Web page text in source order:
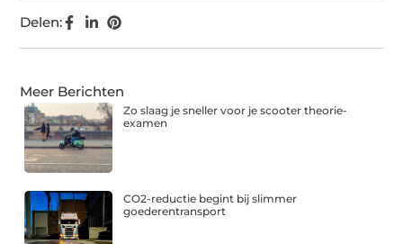
Delen:
Meer Berichten
Zo slaag je sneller voor je scooter theorie-
examen
CO2-reductie begint bij slimmer
goederentransport